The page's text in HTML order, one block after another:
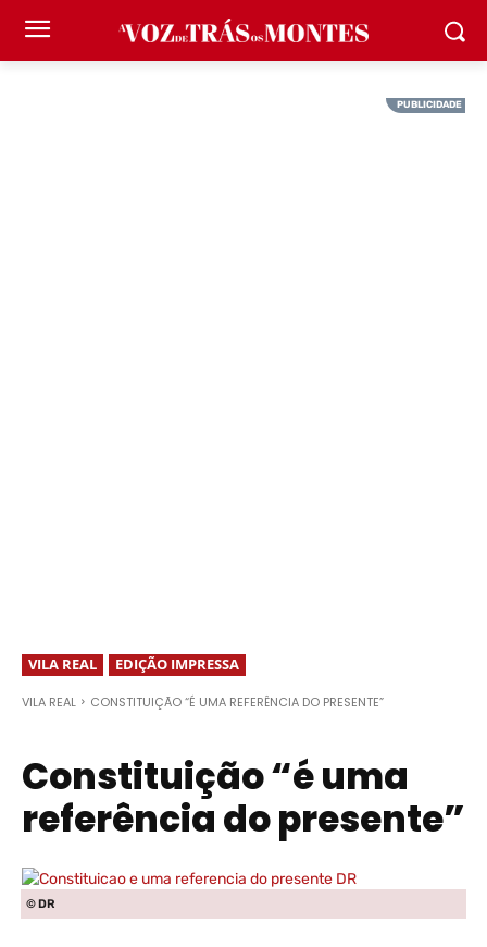
VILA REAL EDIÇÃO IMPRESSA
VILA REAL CONSTITUIÇÃO “É UMA REFERÊNCIA DO PRESENTE”
Constituição “é uma
referência do presente”
© DR